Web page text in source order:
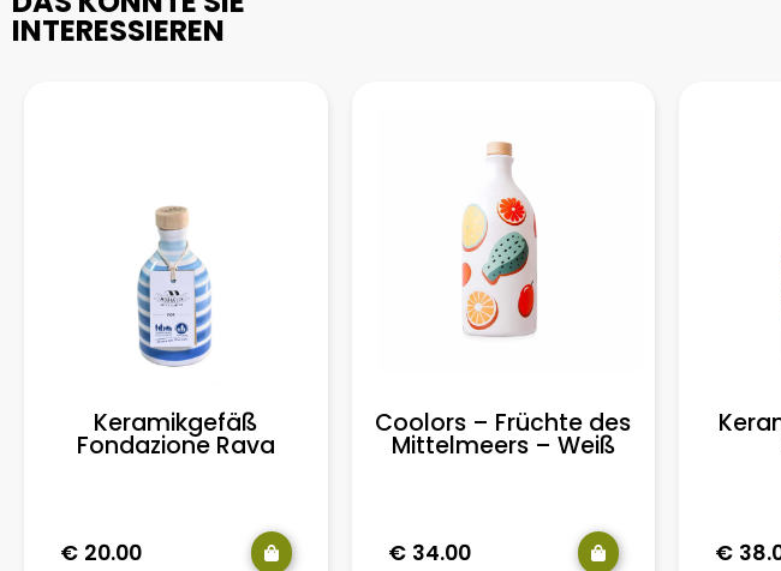
INTERESSIEREN
Keramikgefäß
Fondazione Rava
€ 20.00
Coolors – Früchte des
Mittelmeers – Weiß
€ 34.00 €